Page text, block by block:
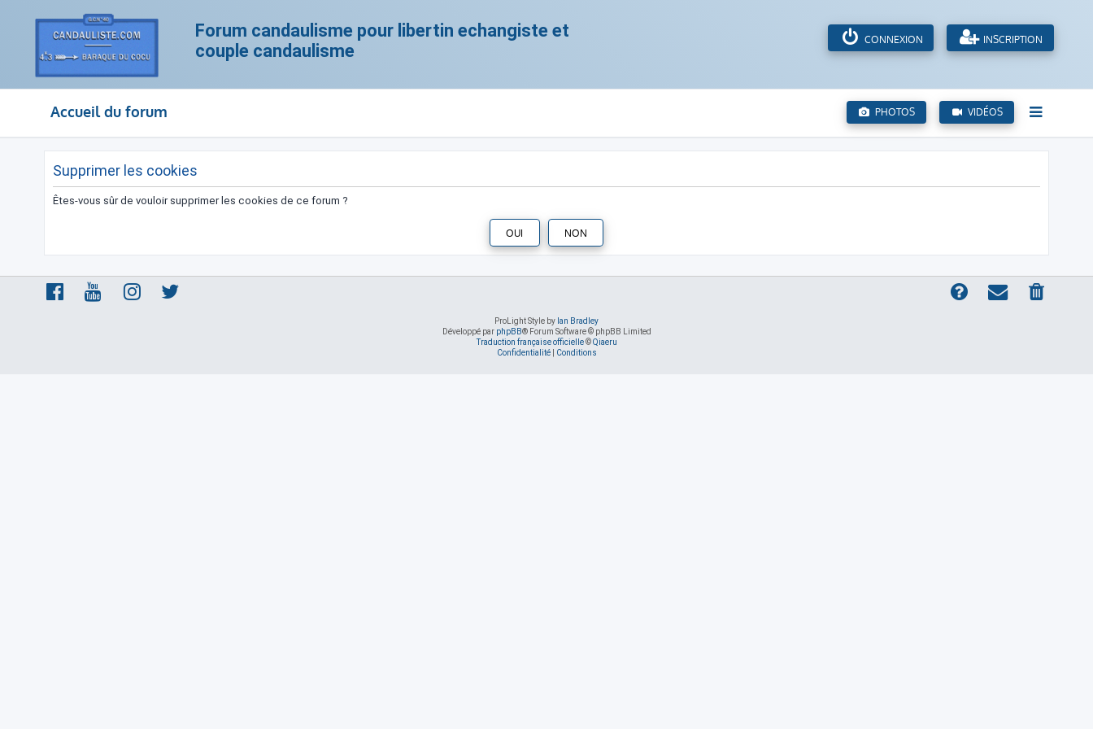
Forum candaulisme pour libertin echangiste et
couple candaulisme
CONNEXION INSCRIPTION
PHOTOS VIDÉOS
Accueil du forum
Supprimer les cookies
Êtes-vous sûr de vouloir supprimer les cookies de ce forum ?
ProLight Style by Ian Bradley
Développé par phpBB® Forum Software © phpBB Limited
Traduction française officielle©Qiaeru
Confidentialité| Conditions